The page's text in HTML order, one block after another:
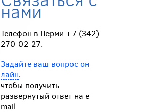
нами
Телефон в Перми +7 (342)
270-02-27.
Задайте ваш вопрос он-
лайн,
чтобы получить
развернутый ответ на e-
mail